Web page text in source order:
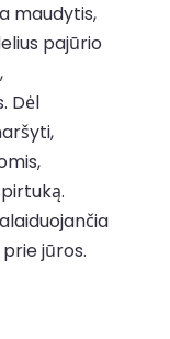
maudytis,
pajūrio
Dėl
jūros.